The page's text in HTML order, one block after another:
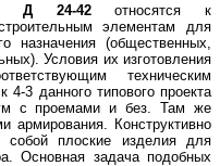
Д 24-42относятся к
элементам для
назначения (общественных,
Условия их изготовления
техническим
4-3 данного типового проекта
с проемами и без. Там же
армирования. Конструктивно
собой плоские изделия для
Основная задача подобных